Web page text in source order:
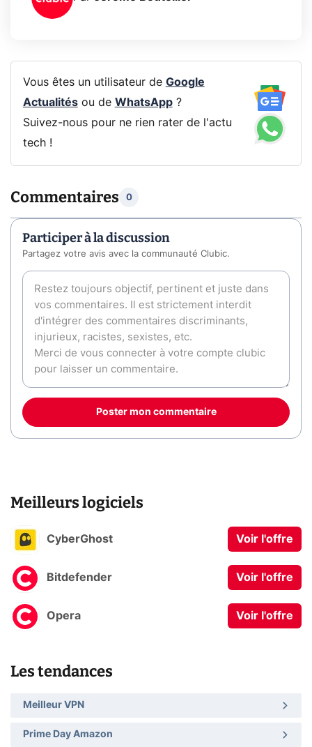
Vous êtes un utilisateur de Google
Actualitésou de WhatsApp?
Suivez-nous pour ne rien rater de l'actu
tech !
Commentaires 0
Participer à la discussion
Partagez votre avis avec la communauté Clubic.
Poster mon commentaire
Meilleurs logiciels
CyberGhost Voir l'offre
Bitdefender Voir l'offre
Opera Voir l'offre
Les tendances
Meilleur VPN
Prime Day Amazon